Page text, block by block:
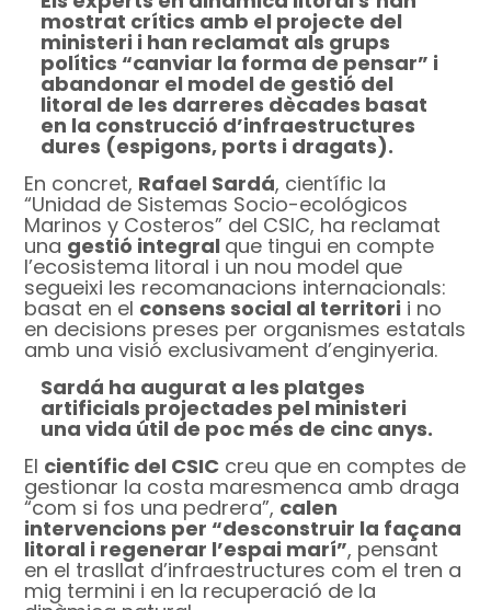
mostrat crítics amb el projecte del
ministeri i han reclamat als grups
polítics “canviar la forma de pensar” i
abandonar el model de gestió del
litoral de les darreres dècades basat
en la construcció d’infraestructures
dures (espigons, ports i dragats).
En concret, Rafael Sardá, científic la
“Unidad de Sistemas Socio-ecológicos
Marinos y Costeros” del CSIC, ha reclamat
una gestió integral que tingui en compte
l’ecosistema litoral i un nou model que
segueixi les recomanacions internacionals:
basat en el consens social al territori i no
en decisions preses per organismes estatals
amb una visió exclusivament d’enginyeria.
Sardá ha augurat a les platges
artificials projectades pel ministeri
una vida útil de poc més de cinc anys.
El científic del CSIC creu que en comptes de
gestionar la costa maresmenca amb draga
“com si fos una pedrera”, calen
intervencions per “desconstruir la façana
litoral i regenerar l’espai marí”, pensant
en el trasllat d’infraestructures com el tren a
mig termini i en la recuperació de la